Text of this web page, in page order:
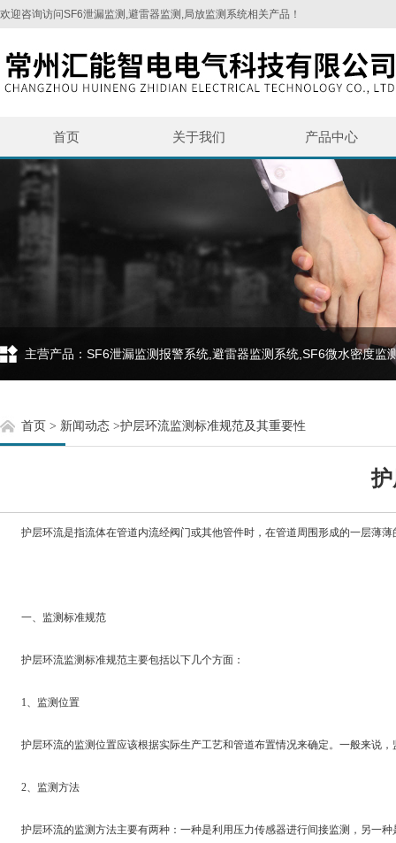
欢迎咨询访问SF6泄漏监测,避雷器监测,局放监测系统相关产品！
首页 关于我们 产品中心
首页 > 新闻动态 >护层环流监测标准规范及其重要性
护层环流是指流体在管道内流经阀门或其他管件时，在管道周围形成的一层薄薄
一、监测标准规范
护层环流监测标准规范主要包括以下几个方面：
1、监测位置
护层环流的监测位置应该根据实际生产工艺和管道布置情况来确定。一般来说，
2、监测方法
护层环流的监测方法主要有两种：一种是利用压力传感器进行间接监测，另一种